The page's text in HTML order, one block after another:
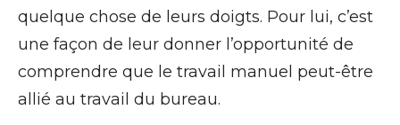
quelque chose de leurs doigts. Pour lui, c’est
une façon de leur donner l’opportunité de
comprendre que le travail manuel peut-être
allié au travail du bureau.